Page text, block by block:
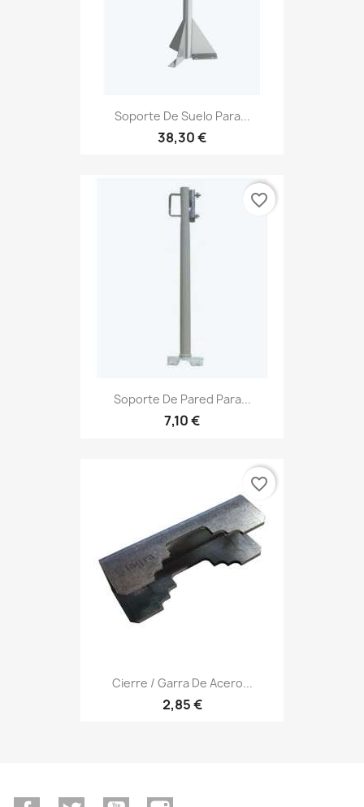
Soporte De Suelo Para...
38,30 €
Soporte De Pared Para...
7,10 €
favorite_border
Cierre / Garra De Acero...
2,85 €
favorite_border